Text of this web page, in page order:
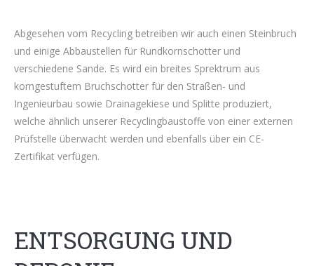
Abgesehen vom Recycling betreiben wir auch einen Steinbruch
und einige Abbaustellen für Rundkornschotter und
verschiedene Sande. Es wird ein breites Sprektrum aus
korngestuftem Bruchschotter für den Straßen- und
Ingenieurbau sowie Drainagekiese und Splitte produziert,
welche ähnlich unserer Recyclingbaustoffe von einer externen
Prüfstelle überwacht werden und ebenfalls über ein CE-
Zertifikat verfügen.
ENTSORGUNG UND